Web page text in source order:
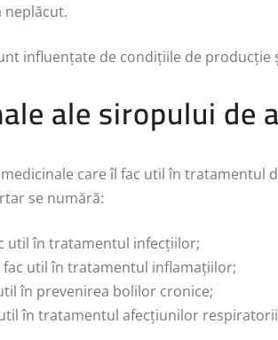
neplăcut.
influențate de condițiile de producție
ale siropului de
care îl fac util în tratamentul
se numără:
util în tratamentul infecțiilor;
fac util în tratamentul inflamațiilor;
în prevenirea bolilor cronice;
în tratamentul afecțiunilor